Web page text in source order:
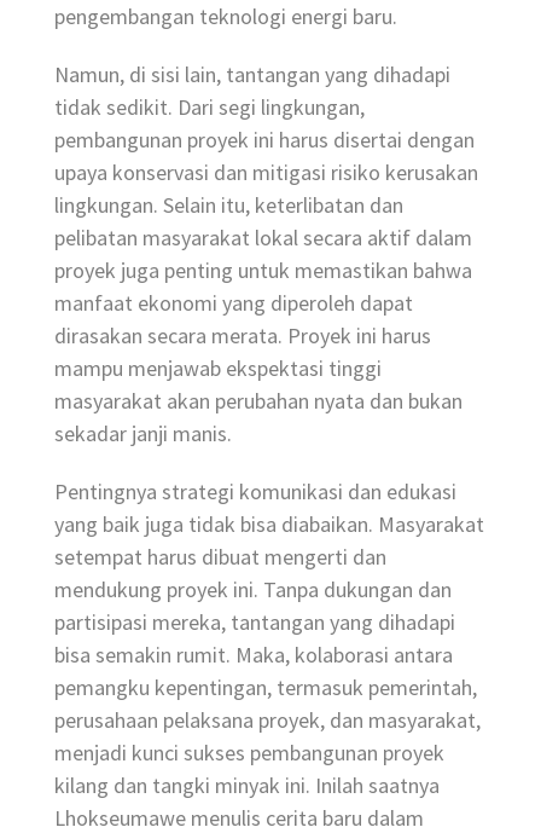
pengembangan teknologi energi baru.
Namun, di sisi lain, tantangan yang dihadapi
tidak sedikit. Dari segi lingkungan,
pembangunan proyek ini harus disertai dengan
upaya konservasi dan mitigasi risiko kerusakan
lingkungan. Selain itu, keterlibatan dan
pelibatan masyarakat lokal secara aktif dalam
proyek juga penting untuk memastikan bahwa
manfaat ekonomi yang diperoleh dapat
dirasakan secara merata. Proyek ini harus
mampu menjawab ekspektasi tinggi
masyarakat akan perubahan nyata dan bukan
sekadar janji manis.
Pentingnya strategi komunikasi dan edukasi
yang baik juga tidak bisa diabaikan. Masyarakat
setempat harus dibuat mengerti dan
mendukung proyek ini. Tanpa dukungan dan
partisipasi mereka, tantangan yang dihadapi
bisa semakin rumit. Maka, kolaborasi antara
pemangku kepentingan, termasuk pemerintah,
perusahaan pelaksana proyek, dan masyarakat,
menjadi kunci sukses pembangunan proyek
kilang dan tangki minyak ini. Inilah saatnya
Lhokseumawe menulis cerita baru dalam